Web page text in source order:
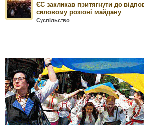
ЄС закликав притягнути до
силовому розгоні майдану
Суспільство